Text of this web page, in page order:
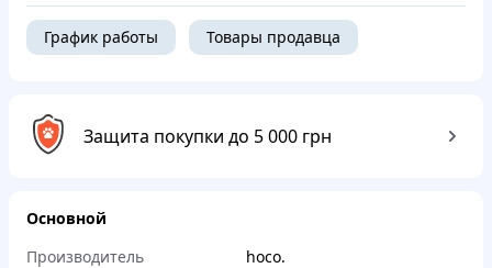
График работы Товары продавца
Защита покупки до 5 000 грн
Основной
Производитель
hoco.